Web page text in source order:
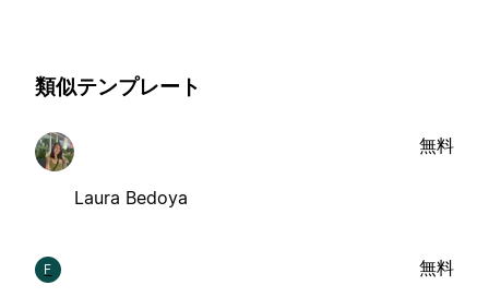
類似テンプレート
Laura Bedoya
無料
F 無料